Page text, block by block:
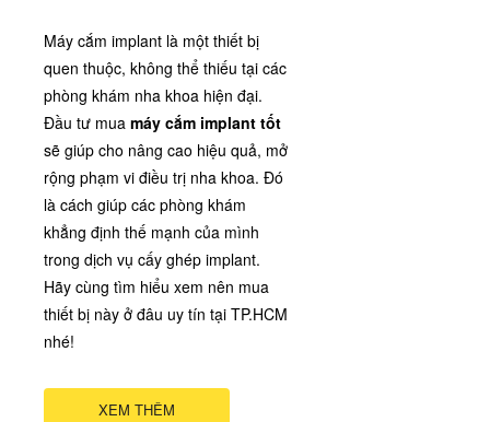
Máy cắm implant là một thiết bị
quen thuộc, không thể thiếu tại các
phòng khám nha khoa hiện đại.
Đầu tư mua máy cắm implant tốt
sẽ giúp cho nâng cao hiệu quả, mở
rộng phạm vi điều trị nha khoa. Đó
là cách giúp các phòng khám
khẳng định thế mạnh của mình
trong dịch vụ cấy ghép implant.
Hãy cùng tìm hiểu xem nên mua
thiết bị này ở đâu uy tín tại TP.HCM
nhé!
XEM THÊM